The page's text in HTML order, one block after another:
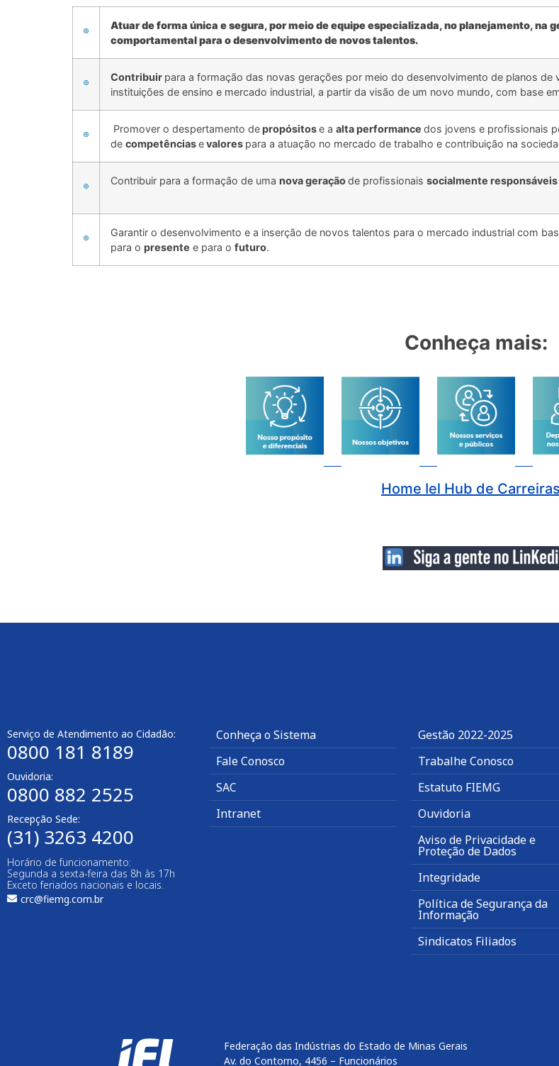
Atuar de forma única e segura, por meio de equipe especializada, no planejamento, na
comportamental para o desenvolvimento de novos talentos.
Contribuir para a formação das novas gerações por meio do desenvolvimento de planos de
instituições de ensino e mercado industrial, a partir da visão de um novo mundo, com base
Promover o despertamento depropósitose a alta performance dos jovens e profissionais
de competênciasevalores para a atuação no mercado de trabalho e contribuição na
Contribuir para a formação de uma nova geraçãode profissionais socialmente responsáveis
Garantir o desenvolvimento e a inserção de novos talentos para o mercado industrial com
para o presente e para o futuro.
Conheça mais:
Home Iel Hub de Carreiras
Serviço de Atendimento ao Cidadão:
0800 181 8189
Ouvidoria:
0800 882 2525
Recepção Sede:
(31) 3263 4200
Horário de funcionamento:
Segunda a sexta-feira das 8h às 17h
Exceto feriados nacionais e locais.
crc@fiemg.com.br
Conheça o Sistema
Fale Conosco
SAC
Intranet
Gestão 2022-2025
Trabalhe Conosco
Estatuto FIEMG
Ouvidoria
Aviso de Privacidade e
Proteção de Dados
Integridade
Política de Segurança da
Informação
Sindicatos Filiados
Federação das Indústrias do Estado de Minas Gerais
Av. do Contorno, 4456 – Funcionários